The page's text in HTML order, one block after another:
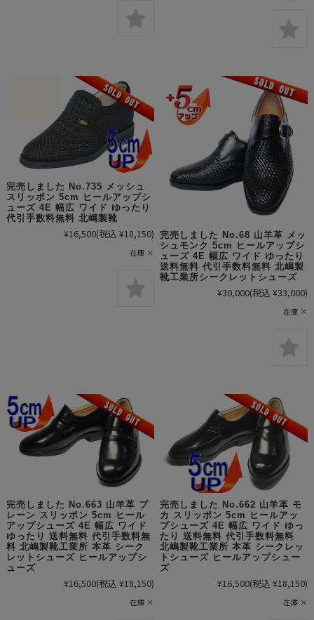
完売しました No.735 メッシュ
スリッポン 5cm ヒールアップシ
ューズ 4E 幅広 ワイド ゆったり
代引手数料無料 北嶋製靴
¥16,500(税込 ¥18,150)
在庫 ×
完売しました No.68 山羊革 メッ
シュモンク 5cm ヒールアップシ
ューズ 4E 幅広 ワイド ゆったり
送料無料 代引手数料無料 北嶋製
靴工業所シークレットシューズ
¥30,000(税込 ¥33,000)
在庫 ×
完売しました No.663 山羊革 プ
レーン スリッポン 5cm ヒール
アップシューズ 4E 幅広 ワイド
ゆったり 送料無料 代引手数料無
料 北嶋製靴工業所 本革 シーク
レットシューズ ヒールアップシ
ューズ
¥16,500(税込 ¥18,150)
在庫 ×
完売しました No.662 山羊革 モ
カ スリッポン 5cm ヒールアッ
プシューズ 4E 幅広 ワイド ゆっ
たり 送料無料 代引手数料無料
北嶋製靴工業所 本革 シークレッ
トシューズ ヒールアップシュー
ズ
¥16,500(税込 ¥18,150)
在庫 ×